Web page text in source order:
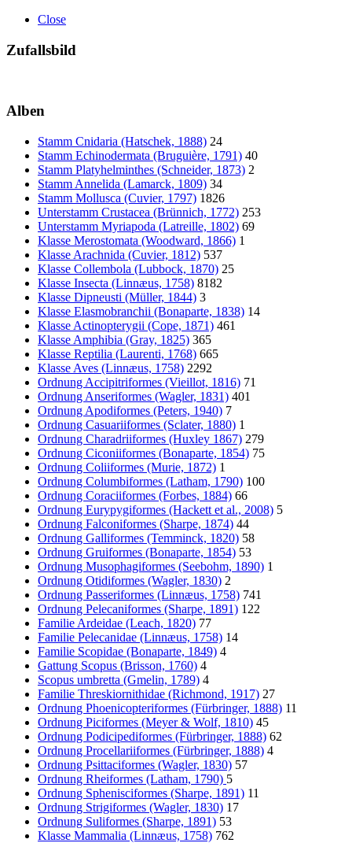
Close
Zufallsbild
Alben
Stamm Cnidaria (Hatschek, 1888) 24
Stamm Echinodermata (Bruguière, 1791) 40
Stamm Platyhelminthes (Schneider, 1873) 2
Stamm Annelida (Lamarck, 1809) 34
Stamm Mollusca (Cuvier, 1797) 1826
Unterstamm Crustacea (Brünnich, 1772) 253
Unterstamm Myriapoda (Latreille, 1802) 69
Klasse Merostomata (Woodward, 1866) 1
Klasse Arachnida (Cuvier, 1812) 537
Klasse Collembola (Lubbock, 1870) 25
Klasse Insecta (Linnæus, 1758) 8182
Klasse Dipneusti (Müller, 1844) 3
Klasse Elasmobranchii (Bonaparte, 1838) 14
Klasse Actinopterygii (Cope, 1871) 461
Klasse Amphibia (Gray, 1825) 365
Klasse Reptilia (Laurenti, 1768) 665
Klasse Aves (Linnæus, 1758) 2292
Ordnung Accipitriformes (Vieillot, 1816) 71
Ordnung Anseriformes (Wagler, 1831) 401
Ordnung Apodiformes (Peters, 1940) 7
Ordnung Casuariiformes (Sclater, 1880) 1
Ordnung Charadriiformes (Huxley 1867) 279
Ordnung Ciconiiformes (Bonaparte, 1854) 75
Ordnung Coliiformes (Murie, 1872) 1
Ordnung Columbiformes (Latham, 1790) 100
Ordnung Coraciiformes (Forbes, 1884) 66
Ordnung Eurypygiformes (Hackett et al., 2008) 5
Ordnung Falconiformes (Sharpe, 1874) 44
Ordnung Galliformes (Temminck, 1820) 58
Ordnung Gruiformes (Bonaparte, 1854) 53
Ordnung Musophagiformes (Seebohm, 1890) 1
Ordnung Otidiformes (Wagler, 1830) 2
Ordnung Passeriformes (Linnæus, 1758) 741
Ordnung Pelecaniformes (Sharpe, 1891) 122
Familie Ardeidae (Leach, 1820) 77
Familie Pelecanidae (Linnæus, 1758) 14
Familie Scopidae (Bonaparte, 1849) 4
Gattung Scopus (Brisson, 1760) 4
Scopus umbretta (Gmelin, 1789) 4
Familie Threskiornithidae (Richmond, 1917) 27
Ordnung Phoenicopteriformes (Fürbringer, 1888) 11
Ordnung Piciformes (Meyer & Wolf, 1810) 45
Ordnung Podicipediformes (Fürbringer, 1888) 62
Ordnung Procellariiformes (Fürbringer, 1888) 4
Ordnung Psittaciformes (Wagler, 1830) 57
Ordnung Rheiformes (Latham, 1790) 5
Ordnung Sphenisciformes (Sharpe, 1891) 11
Ordnung Strigiformes (Wagler, 1830) 17
Ordnung Suliformes (Sharpe, 1891) 53
Klasse Mammalia (Linnæus, 1758) 762